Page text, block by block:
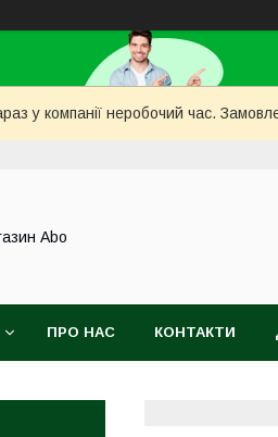
у компанії неробочий час.
Abo
ПРО НАС КОНТАКТИ